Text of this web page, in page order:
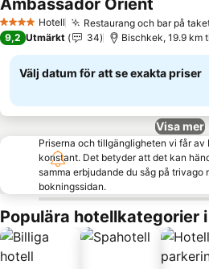
4 StjärnorHotell Restaurang och bar på
Ambassador Orient
9,2 Utmärkt 34 Bischkek, 19.9 km
Välj datum för att se exakta priser
Visa mer
Priserna och tillgängligheten vi får av
konstant. Det betyder att det kan
samma erbjudande du såg på trivago
bokningssidan.
Populära hotellkategorier